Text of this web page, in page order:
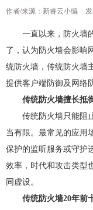
云计算
弹性云服务器ECS
镜像服务器
GPU加速服务器
弹性伸缩
云存储
对象存储
云硬盘备份
云安全
SSL证书
DDoS高防IP
虚拟私有云VPC
NAT网关
弹性公网IP
负载均衡
虚拟专网VPN
CDN（敬请期待）
云运维
云监控
访问控制（敬请期待）
定价
帮助文档
新闻动态
香港云服务器
美国云服务器
作者/来源：新睿云小编
一直以来，防火墙
了，认为防火墙会影响
统防火墙，传统防火墙
提供客户端防御及网络
传统防火墙擅长抵
传统防火墙只能阻
当有限。最常见的应用
保护的监听服务或守护
效率，时代和攻击类型
同虚设。
传统防火墙20年前